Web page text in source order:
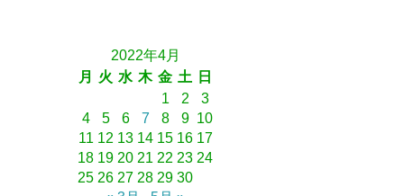
2022年4月
月
火 水 木 金 土
日
1
2
3
4
5 6 7 8 9 10
11 12 13 14 15 16 17
18 19 20 21 22 23 24
25 26 27 28 29 30